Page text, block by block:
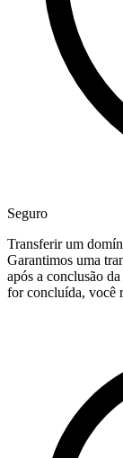
Seguro
Transferir um
Garantimos uma
após a conclusão
for concluída, você